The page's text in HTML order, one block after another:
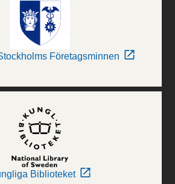
Företagsminnen
Biblioteket